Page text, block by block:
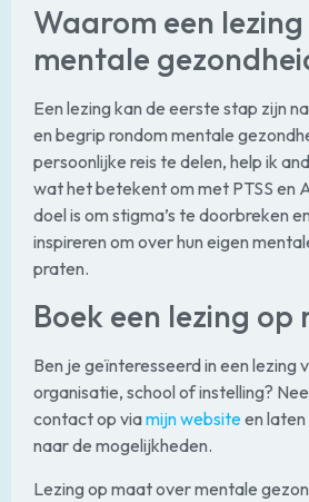
Waarom een
mentale
Een lezing kan de eerste stap zijn
en begrip rondom mentale
persoonlijke reis te delen, help ik
wat het betekent om met PTSS en
doel is om stigma’s te doorbreken
inspireren om over hun eigen
praten.
Boek een lezing op
Ben je geïnteresseerd in een lezing
organisatie, school of instelling?
contact op viamijn websiteen
naar de mogelijkheden.
Lezing op maat over mentale